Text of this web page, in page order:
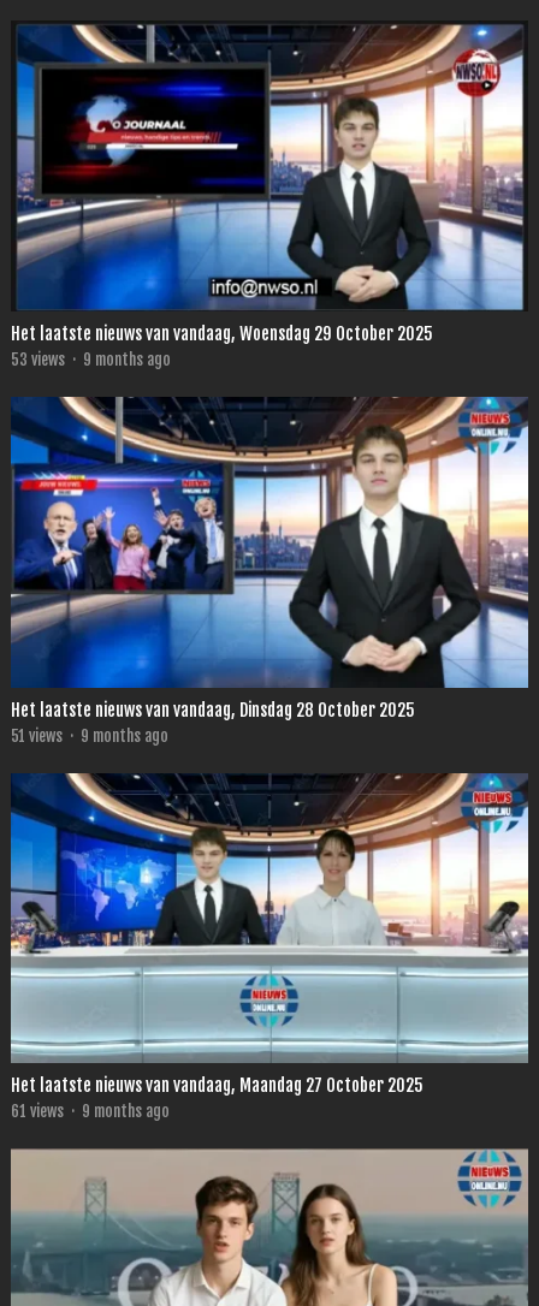
Het laatste nieuws van vandaag, Woensdag 29 October 2025
53 views · 9 months ago
Het laatste nieuws van vandaag, Dinsdag 28 October 2025
51 views · 9 months ago
Het laatste nieuws van vandaag, Maandag 27 October 2025
61 views · 9 months ago